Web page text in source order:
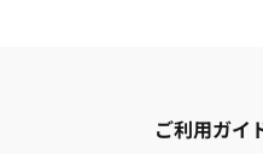
ご利用ガイ